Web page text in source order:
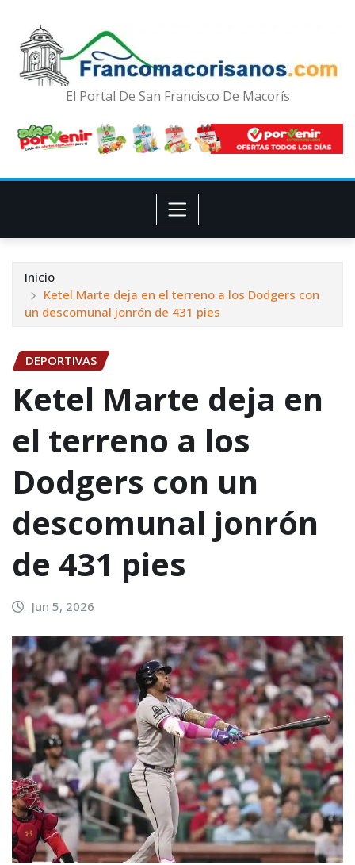
El Portal De San Francisco De Macorís
Inicio
Ketel Marte deja en el terreno a los Dodgers con
un descomunal jonrón de 431 pies
DEPORTIVAS
Ketel Marte deja en
el terreno a los
Dodgers con un
descomunal jonrón
de 431 pies
Jun 5, 2026